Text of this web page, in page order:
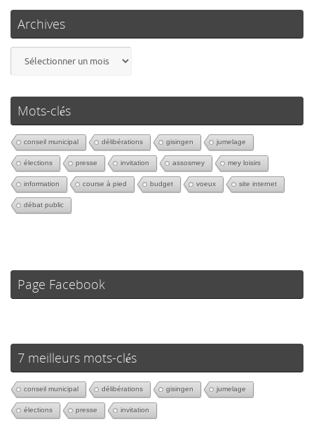
Archives
Mots-clés
conseil municipal délibérations gisingen jumelage
élections presse invitation assosmey mey loisirs
information course à pied budget voeux site internet
débat public
Page Facebook
7 meilleurs mots-clés
conseil municipal délibérations gisingen jumelage
élections presse invitation